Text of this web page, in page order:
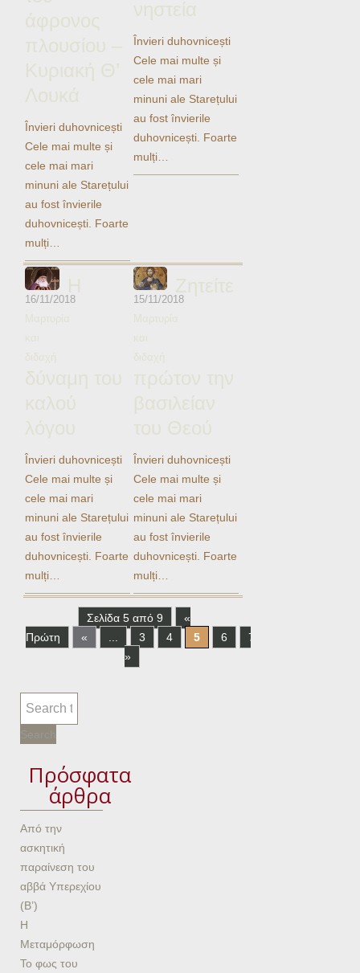
Ηχητικά
άφρονος
πλουσίου –
Κυριακή Θ’
Λουκά
Învieri duhovnicești
Cele mai multe și
cele mai mari
minuni ale Starețului
au fost învierile
duhovnicești. Foarte
mulți…
νηστεία
Învieri duhovnicești
Cele mai multe și
cele mai mari
minuni ale Starețului
au fost învierile
duhovnicești. Foarte
mulți…
16/11/2018
Μαρτυρία
και
διδαχή
Η
δύναμη του
καλού
λόγου
Învieri duhovnicești
Cele mai multe și
cele mai mari
minuni ale Starețului
au fost învierile
duhovnicești. Foarte
mulți…
15/11/2018
Μαρτυρία
και
διδαχή
Ζητείτε
πρώτον την
βασιλείαν
του Θεού
Învieri duhovnicești
Cele mai multe și
cele mai mari
minuni ale Starețului
au fost învierile
duhovnicești. Foarte
mulți…
Σελίδα 5 από 9
«
Πρώτη
« 3 4 5 6 7
»
Πρόσφατα
άρθρα
Από την
ασκητική
παραίνεση του
αββά Υπερεχίου
(Β’)
Η
Μεταμόρφωση
Το φως του